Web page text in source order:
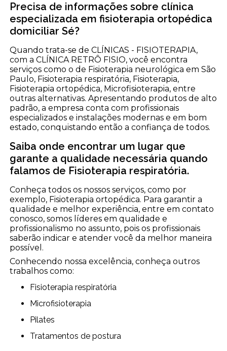
Precisa de informações sobre clínica
especializada em fisioterapia ortopédica
domiciliar Sé?
Quando trata-se de CLÍNICAS - FISIOTERAPIA,
com a CLÍNICA RETRÔ FISIO, você encontra
serviços como o de Fisioterapia neurológica em São
Paulo, Fisioterapia respiratória, Fisioterapia,
Fisioterapia ortopédica, Microfisioterapia, entre
outras alternativas. Apresentando produtos de alto
padrão, a empresa conta com profissionais
especializados e instalações modernas e em bom
estado, conquistando então a confiança de todos.
Saiba onde encontrar um lugar que
garante a qualidade necessária quando
falamos de Fisioterapia respiratória.
Conheça todos os nossos serviços, como por
exemplo, Fisioterapia ortopédica. Para garantir a
qualidade e melhor experiência, entre em contato
conosco, somos líderes em qualidade e
profissionalismo no assunto, pois os profissionais
saberão indicar e atender você da melhor maneira
possível.
Conhecendo nossa excelência, conheça outros
trabalhos como:
Fisioterapia respiratória
Microfisioterapia
Pilates
Tratamentos de postura